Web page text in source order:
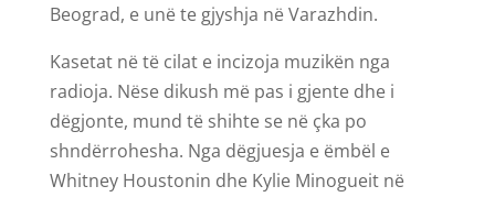
Beograd, e unë te gjyshja në Varazhdin.
Kasetat në të cilat e incizoja muzikën nga
radioja. Nëse dikush më pas i gjente dhe i
dëgjonte, mund të shihte se në çka po
shndërrohesha. Nga dëgjuesja e ëmbël e
Whitney Houstonin dhe Kylie Minogueit në